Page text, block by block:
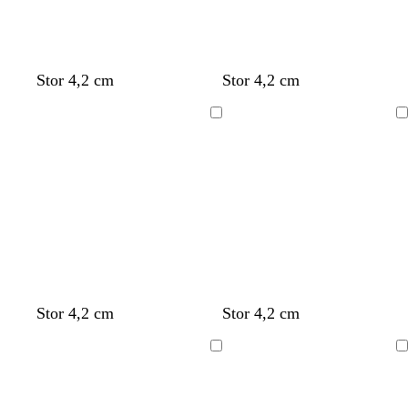
Stor 4,2 cm Stor 4,2 cm
Stor 4,2 cm Stor 4,2 cm